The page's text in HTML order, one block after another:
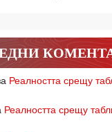
Реалността срещу
Реалността срещу